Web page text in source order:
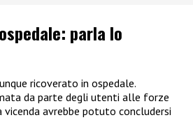
parla lo
ricoverato in ospedale.
da parte degli utenti alle forze
vicenda avrebbe potuto concludersi